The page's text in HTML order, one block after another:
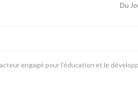
Du
engagé pour l’éducation et le